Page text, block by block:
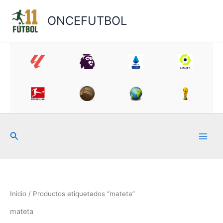
contenido
ONCEFUTBOL
Buscar
Inicio / Productos etiquetados “mateta”
mateta